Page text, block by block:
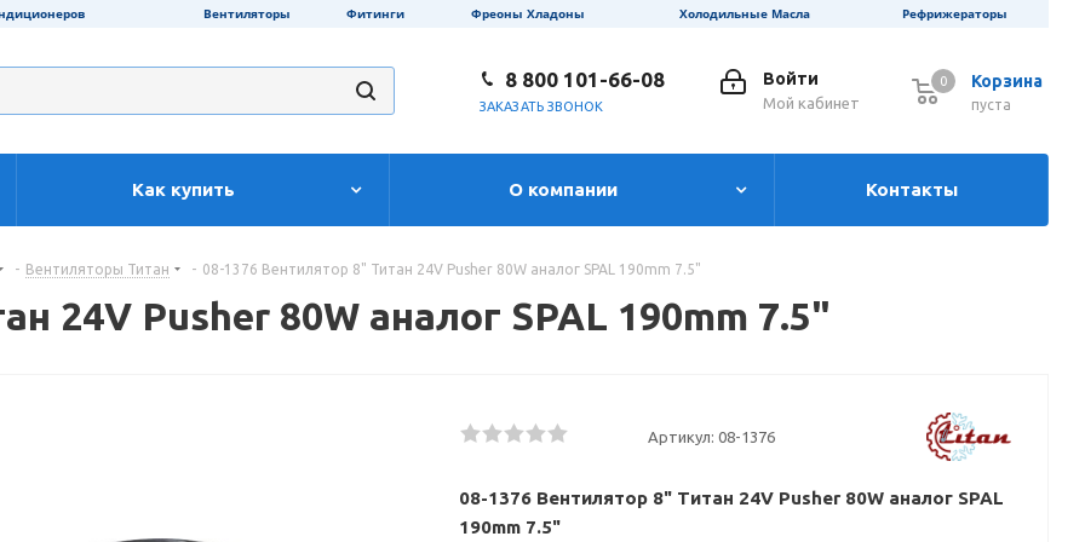
Вентиляторы Фитинги Фреоны Хладоны Холодильные Масла Рефрижераторы
Корзина
0
пуста
0
Войти
Мой кабинет
8 800 101-66-08
ЗАКАЗАТЬ ЗВОНОК
Как купить О компании Контакты
- Вентиляторы Титан - 08-1376 Вентилятор 8" Титан 24V Pusher 80W аналог SPAL 190mm 7.5"
24V Pusher 80W аналог SPAL 190mm 7.5"
Артикул: 08-1376
08-1376 Вентилятор 8" Титан 24V Pusher 80W аналог SPAL
190mm 7.5"